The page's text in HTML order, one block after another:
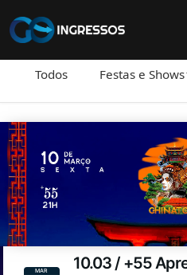
Todos Festas e Shows
MAR 10.03 / +55